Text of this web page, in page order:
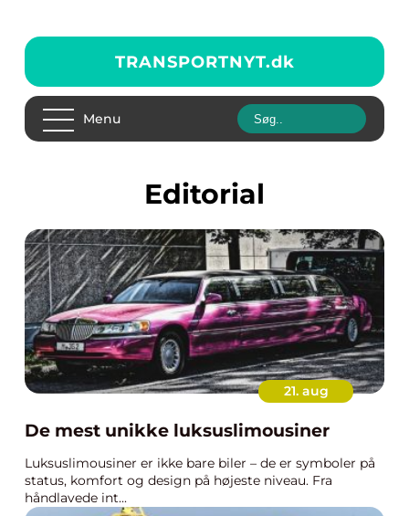
TRANSPORTNYT.dk
Menu
editorial
21. aug
De mest unikke luksuslimousiner
Luksuslimousiner er ikke bare biler – de er symboler på
status, komfort og design på højeste niveau. Fra
håndlavede int...